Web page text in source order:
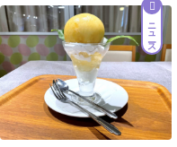
ニュース